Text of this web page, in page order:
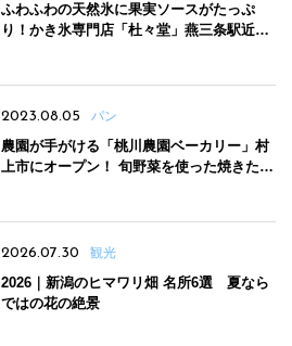
ふわふわの天然氷に果実ソースがたっぷ
り！かき氷専門店「杜々堂」燕三条駅近く
2023.08.05 パン
農園が手がける「桃川農園ベーカリー」村
上市にオープン！ 旬野菜を使った焼きたて
2026.07.30 観光
2026｜新潟のヒマワリ畑 名所6選 夏なら
ではの花の絶景